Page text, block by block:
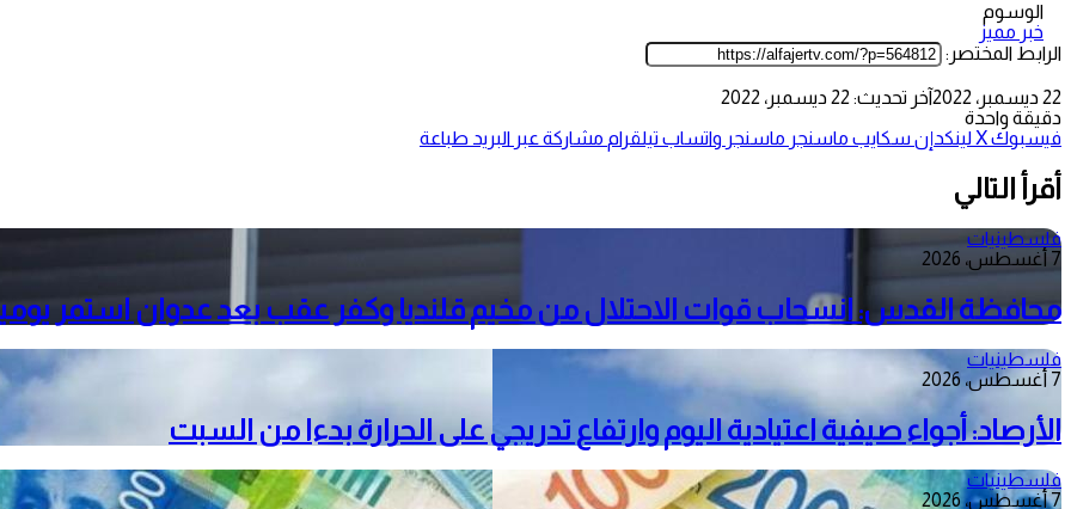
الوسوم
خبر مميز
الرابط المختصر:
22 ديسمبر، 2022
آخر تحديث: 22 ديسمبر، 2022
دقيقة واحدة
فيسبوك‫Xلينكدإن سكايب ماسنجر ماسنجر واتساب تيلقرام مشاركة عبر البريد طباعة
أقرأ التالي
فلسطينيات
7 أغسطس، 2026
محافظة القدس: انسحاب قوات الاحتلال من مخيم قلنديا وكفر عقب بعد عدوان استمر
فلسطينيات
7 أغسطس، 2026
الأرصاد: أجواء صيفية اعتيادية اليوم وارتفاع تدريجي على الحرارة بدءا من السبت
فلسطينيات
7 أغسطس، 2026